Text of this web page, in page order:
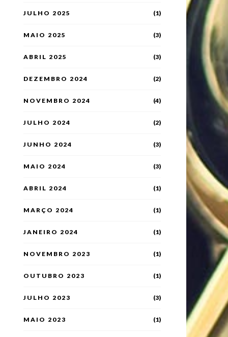
JULHO 2025 (1)
MAIO 2025 (3)
ABRIL 2025 (3)
DEZEMBRO 2024 (2)
NOVEMBRO 2024 (4)
JULHO 2024 (2)
JUNHO 2024 (3)
MAIO 2024 (3)
ABRIL 2024 (1)
MARÇO 2024 (1)
JANEIRO 2024 (1)
NOVEMBRO 2023 (1)
OUTUBRO 2023 (1)
JULHO 2023 (3)
MAIO 2023 (1)